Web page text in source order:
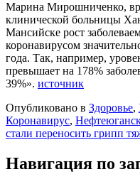
Марина Мирошниченко,
клинической больницы
Мансийске рост
коронавирусом
года. Так, например,
превышает на 178%
39%». источник
Опубликовано в Здоровье,
Коронавирус,
стали переносить грипп
Навигация по